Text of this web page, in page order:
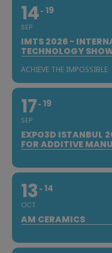
14
SEP
19
IMTS 2026 -
TECHNOLOGY
ACHIEVE THE IMPOSSIBLE
17
SEP
19
EXPO3D ISTANBUL
FOR ADDITIVE
13
OCT
14
AM CERAMICS